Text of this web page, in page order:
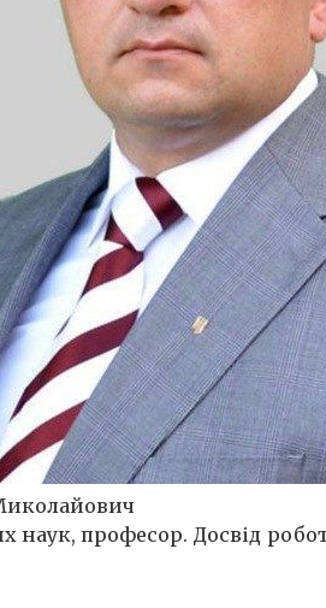
професор. Досвід